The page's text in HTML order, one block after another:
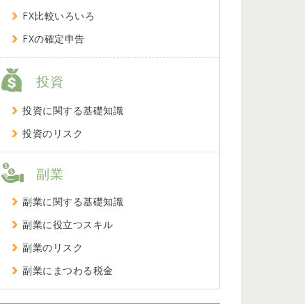
FX比較いろいろ
FXの確定申告
投資
投資に関する基礎知識
投資のリスク
副業
副業に関する基礎知識
副業に役立つスキル
副業のリスク
副業にまつわる税金